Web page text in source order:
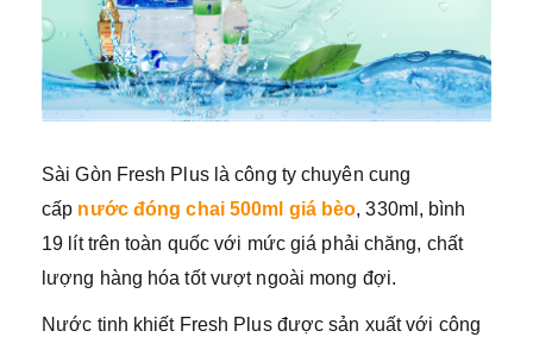
Sài Gòn Fresh Plus là công ty chuyên cung
cấp nước đóng chai 500ml giá bèo, 330ml, bình
19 lít trên toàn quốc với mức giá phải chăng, chất
lượng hàng hóa tốt vượt ngoài mong đợi.
Nước tinh khiết Fresh Plus được sản xuất với công